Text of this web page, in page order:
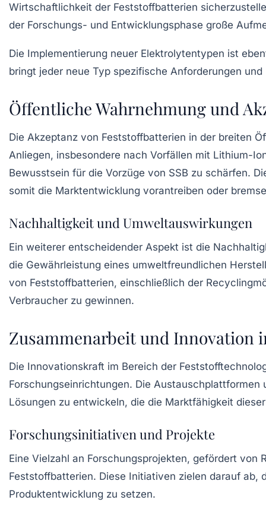
Wirtschaftlichkeit der Feststoffbatterien
der Forschungs- und Entwicklungsphase große
Die Implementierung neuer Elektrolytentypen ist
bringt jeder neue Typ spezifische Anforderungen
Öffentliche Wahrnehmung und
Die Akzeptanz von Feststoffbatterien in der breiten
Anliegen, insbesondere nach Vorfällen mit Lithium-
Bewusstsein für die Vorzüge von SSB zu schärfen.
somit die Marktentwicklung vorantreiben oder
Nachhaltigkeit und Umweltauswirkungen
Ein weiterer entscheidender Aspekt ist die
die Gewährleistung eines umweltfreundlichen
von Feststoffbatterien, einschließlich der
Verbraucher zu gewinnen.
Zusammenarbeit und Innovation
Die Innovationskraft im Bereich der
Forschungseinrichtungen. Die
Lösungen zu entwickeln, die die Marktfähigkeit
Forschungsinitiativen und Projekte
Eine Vielzahl an Forschungsprojekten, gefördert
Feststoffbatterien. Diese Initiativen zielen darauf ab,
Produktentwicklung zu setzen.